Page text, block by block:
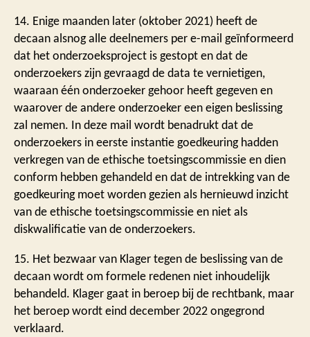
14. Enige maanden later (oktober 2021) heeft de
decaan alsnog alle deelnemers per e-mail geïnformeerd
dat het onderzoeksproject is gestopt en dat de
onderzoekers zijn gevraagd de data te vernietigen,
waaraan één onderzoeker gehoor heeft gegeven en
waarover de andere onderzoeker een eigen beslissing
zal nemen. In deze mail wordt benadrukt dat de
onderzoekers in eerste instantie goedkeuring hadden
verkregen van de ethische toetsingscommissie en dien
conform hebben gehandeld en dat de intrekking van de
goedkeuring moet worden gezien als hernieuwd inzicht
van de ethische toetsingscommissie en niet als
diskwalificatie van de onderzoekers.
15. Het bezwaar van Klager tegen de beslissing van de
decaan wordt om formele redenen niet inhoudelijk
behandeld. Klager gaat in beroep bij de rechtbank, maar
het beroep wordt eind december 2022 ongegrond
verklaard.